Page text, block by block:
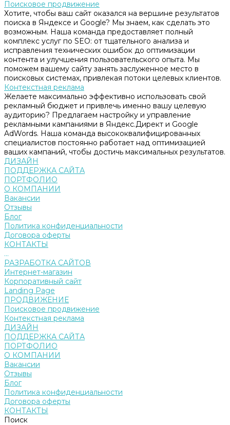
Поисковое продвижение
Хотите, чтобы ваш сайт оказался на вершине результатов
поиска в Яндексе и Google? Мы знаем, как сделать это
возможным. Наша команда предоставляет полный
комплекс услуг по SEO: от тщательного анализа и
исправления технических ошибок до оптимизации
контента и улучшения пользовательского опыта. Мы
поможем вашему сайту занять заслуженное место в
поисковых системах, привлекая потоки целевых клиентов.
Контекстная реклама
Желаете максимально эффективно использовать свой
рекламный бюджет и привлечь именно вашу целевую
аудиторию? Предлагаем настройку и управление
рекламными кампаниями в Яндекс.Директ и Google
AdWords. Наша команда высококвалифицированных
специалистов постоянно работает над оптимизацией
ваших кампаний, чтобы достичь максимальных результатов.
ДИЗАЙН
ПОДДЕРЖКА САЙТА
ПОРТФОЛИО
О КОМПАНИИ
Вакансии
Отзывы
Блог
Политика конфиденциальности
Договора оферты
КОНТАКТЫ
...
РАЗРАБОТКА САЙТОВ
Интернет-магазин
Корпоративный сайт
Landing Page
ПРОДВИЖЕНИЕ
Поисковое продвижение
Контекстная реклама
ДИЗАЙН
ПОДДЕРЖКА САЙТА
ПОРТФОЛИО
О КОМПАНИИ
Вакансии
Отзывы
Блог
Политика конфиденциальности
Договора оферты
КОНТАКТЫ
Поиск